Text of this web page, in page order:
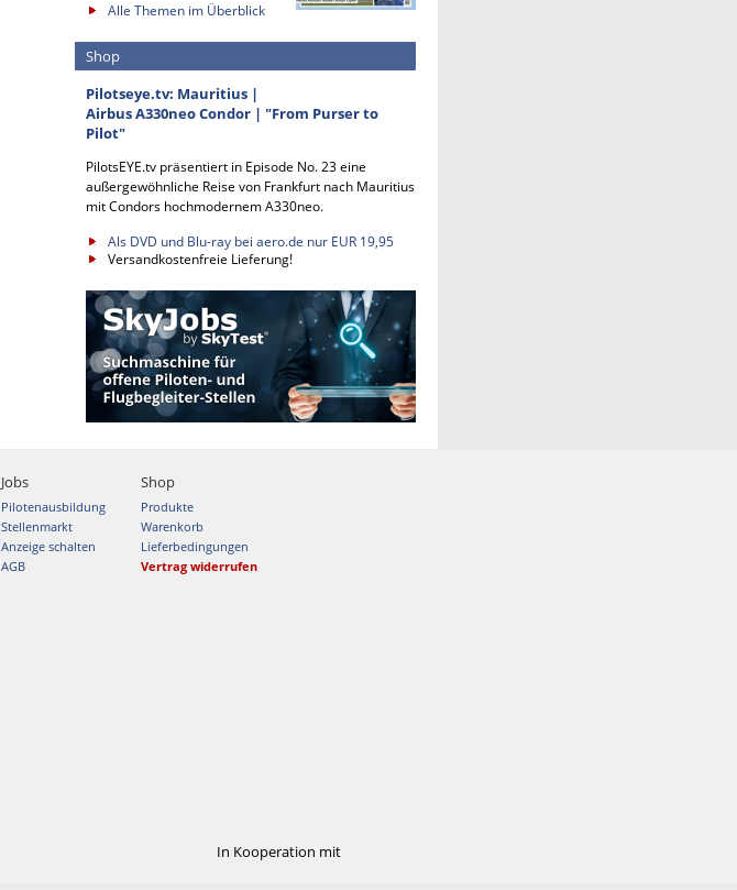
Alle Themen im Überblick
Shop
Pilotseye.tv: Mauritius |
Airbus A330neo Condor | "From Purser to
Pilot"
PilotsEYE.tv präsentiert in Episode No. 23 eine
außergewöhnliche Reise von Frankfurt nach Mauritius
mit Condors hochmodernem A330neo.
Als DVD und Blu-ray bei aero.de nur EUR 19,95
Versandkostenfreie Lieferung!
Jobs
Pilotenausbildung
Stellenmarkt
Anzeige schalten
AGB
Shop
Produkte
Warenkorb
Lieferbedingungen
Vertrag widerrufen
In Kooperation mit